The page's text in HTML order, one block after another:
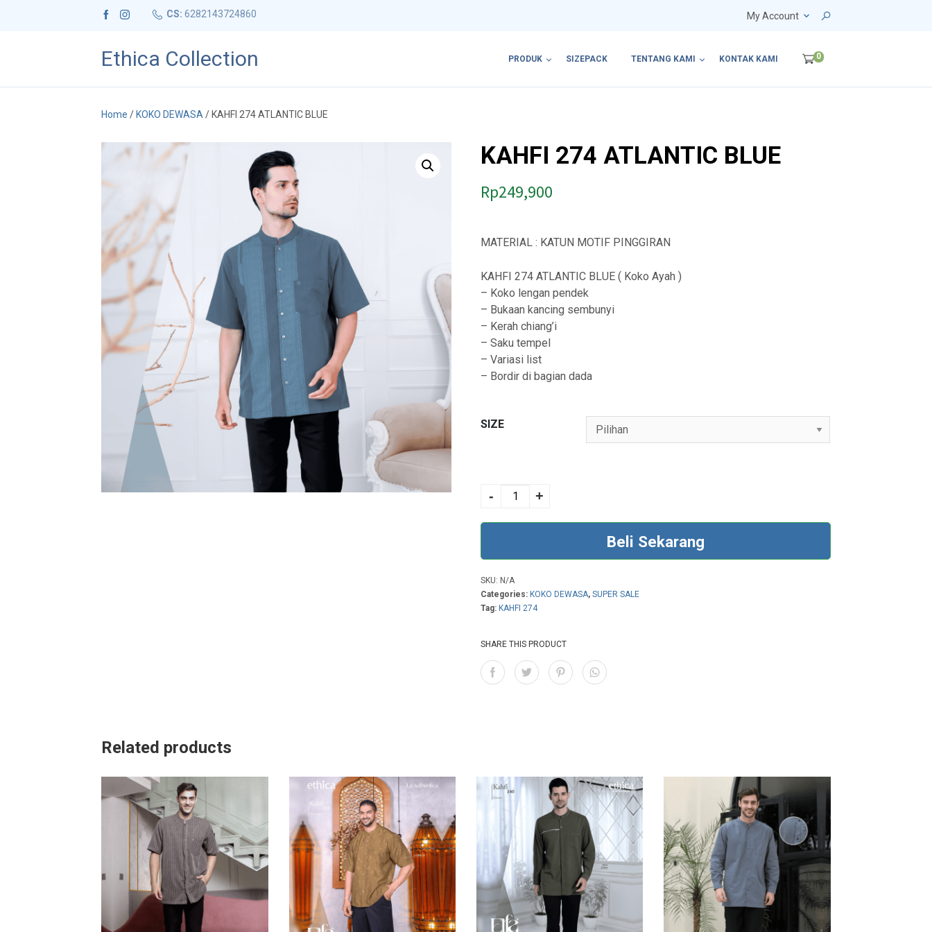
CS: 6282143724860 My Account
Ethica Collection PRODUK SIZEPACK TENTANG KAMI KONTAK KAMI 0
Home / KOKO DEWASA/ KAHFI 274 ATLANTIC BLUE
KAHFI 274 ATLANTIC BLUE
Rp249,900
MATERIAL : KATUN MOTIF PINGGIRAN
KAHFI 274 ATLANTIC BLUE ( Koko Ayah )
– Koko lengan pendek
– Bukaan kancing sembunyi
– Kerah chiang’i
– Saku tempel
– Variasi list
– Bordir di bagian dada
SIZE
ATLANTIC BLUE
- +
Beli Sekarang
SKU: N/A
Categories: KOKO DEWASA,SUPER SALE
Tag: KAHFI 274
SHARE THIS PRODUCT
Related products